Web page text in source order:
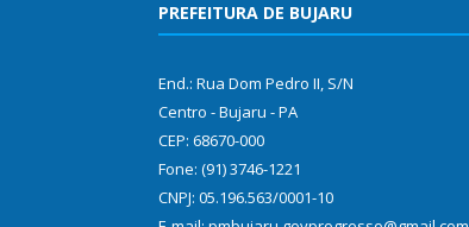
PREFEITURA DE BUJARU
End.: Rua Dom Pedro II, S/N
Centro - Bujaru - PA
CEP: 68670-000
Fone: (91) 3746-1221
CNPJ: 05.196.563/0001-10